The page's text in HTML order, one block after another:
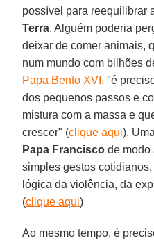
possível para reequilibrar
Terra. Alguém poderia
deixar de comer animais,
num mundo com bilhões
Papa Bento XVI , "é
dos pequenos passos e
mistura com a massa e
crescer" (clique aqui).
Papa Francisco de modo
simples gestos
lógica da violência, da
(clique aqui)
Ao mesmo tempo, é